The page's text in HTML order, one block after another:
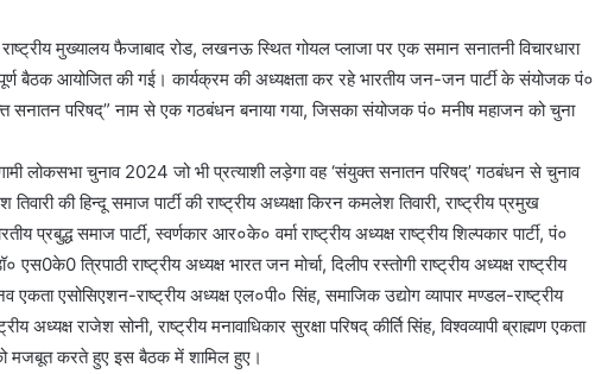
मुख्यालय फैजाबाद रोड, लखनऊ स्थित गोयल प्लाजा पर एक समान सनातनी विचारधारा
बैठक आयोजित की गई। कार्यक्रम की अध्यक्षता कर रहे भारतीय जन-जन पार्टी के संयोजक पं०
सनातन परिषद्” नाम से एक गठबंधन बनाया गया, जिसका संयोजक पं० मनीष महाजन को चुना
लोकसभा चुनाव 2024 जो भी प्रत्याशी लड़ेगा वह ‘संयुक्त सनातन परिषद्’ गठबंधन से चुनाव
की हिन्दू समाज पार्टी की राष्ट्रीय अध्यक्षा किरन कमलेश तिवारी, राष्ट्रीय प्रमुख
प्रबुद्ध समाज पार्टी, स्वर्णकार आर०के० वर्मा राष्ट्रीय अध्यक्ष राष्ट्रीय शिल्पकार पार्टी, पं०
एस0के0 त्रिपाठी राष्ट्रीय अध्यक्ष भारत जन मोर्चा, दिलीप रस्तोगी राष्ट्रीय अध्यक्ष राष्ट्रीय
एकता एसोसिएशन-राष्ट्रीय अध्यक्ष एल०पी० सिंह, समाजिक उद्योग व्यापार मण्डल-राष्ट्रीय
अध्यक्ष राजेश सोनी, राष्ट्रीय मनावाधिकार सुरक्षा परिषद् कीर्ति सिंह, विश्वव्यापी ब्राह्मण एकता
मजबूत करते हुए इस बैठक में शामिल हुए।